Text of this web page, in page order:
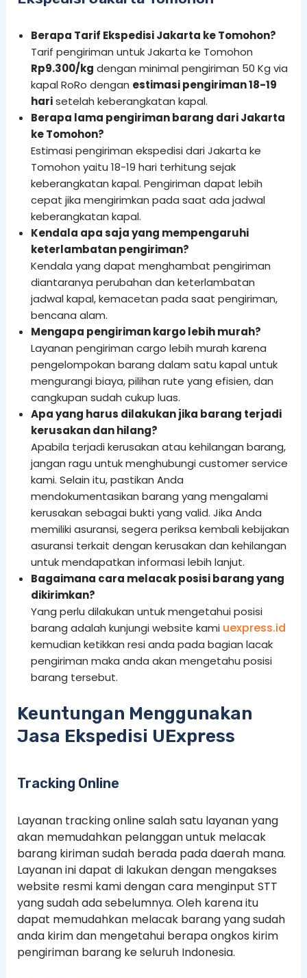
Berapa Tarif Ekspedisi Jakarta ke Tomohon?
Tarif pengiriman untuk Jakarta ke Tomohon
Rp9.300/kg dengan minimal pengiriman 50 Kg via
kapal RoRo dengan estimasi pengiriman 18-19
harisetelah keberangkatan kapal.
Berapa lama pengiriman barang dari Jakarta
ke Tomohon?
Estimasi pengiriman ekspedisi dari Jakarta ke
Tomohon yaitu 18-19 hari terhitung sejak
keberangkatan kapal. Pengiriman dapat lebih
cepat jika mengirimkan pada saat ada jadwal
keberangkatan kapal.
Kendala apa saja yang mempengaruhi
keterlambatan pengiriman?
Kendala yang dapat menghambat pengiriman
diantaranya perubahan dan keterlambatan
jadwal kapal, kemacetan pada saat pengiriman,
bencana alam.
Mengapa pengiriman kargo lebih murah?
Layanan pengiriman cargo lebih murah karena
pengelompokan barang dalam satu kapal untuk
mengurangi biaya, pilihan rute yang efisien, dan
cangkupan sudah cukup luas.
Apa yang harus dilakukan jika barang terjadi
kerusakan dan hilang?
Apabila terjadi kerusakan atau kehilangan barang,
jangan ragu untuk menghubungi customer service
kami. Selain itu, pastikan Anda
mendokumentasikan barang yang mengalami
kerusakan sebagai bukti yang valid. Jika Anda
memiliki asuransi, segera periksa kembali kebijakan
asuransi terkait dengan kerusakan dan kehilangan
untuk mendapatkan informasi lebih lanjut.
Bagaimana cara melacak posisi barang yang
dikirimkan?
Yang perlu dilakukan untuk mengetahui posisi
barang adalah kunjungi website kami uexpress.id
kemudian ketikkan resi anda pada bagian lacak
pengiriman maka anda akan mengetahu posisi
barang tersebut.
Keuntungan Menggunakan
Jasa Ekspedisi UExpress
Tracking Online
Layanan tracking online salah satu layanan yang
akan memudahkan pelanggan untuk melacak
barang kiriman sudah berada pada daerah mana.
Layanan ini dapat di lakukan dengan mengakses
website resmi kami dengan cara menginput STT
yang sudah ada sebelumnya. Oleh karena itu
dapat memudahkan melacak barang yang sudah
anda kirim dan mengetahui berapa ongkos kirim
pengiriman barang ke seluruh Indonesia.